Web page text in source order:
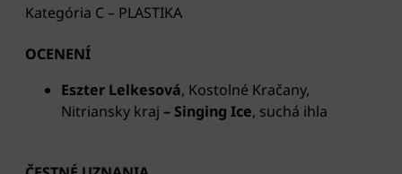
Kategória C – PLASTIKA
OCENENÍ
Eszter Lelkesová, Kostolné Kračany,
Nitriansky kraj – Singing Ice, suchá ihla